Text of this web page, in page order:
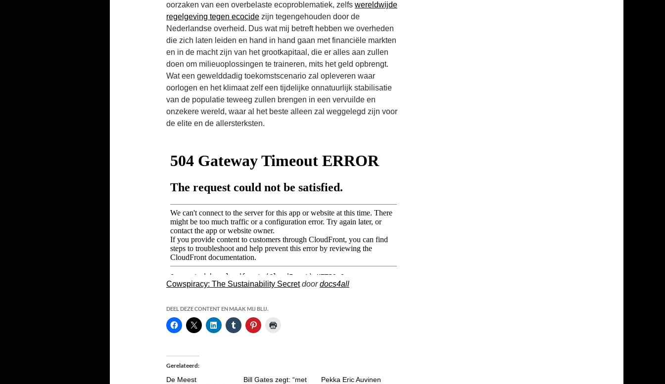
oorzaken van een overbelaste ecoproblematiek, zelfs wereldwijde
regelgeving tegen ecocide zijn tegengehouden door de
Nederlandse overheid. Dus wat mij betreft hebben we overheden
die zich laten leiden en hand in hand gaan met financiële markten
en in de macht zijn van het grootkapitaal, die er alles aan zullen
doen om milieuoplossingen te traineren, mits het geld opbrengt.
Wat een gewelddadig toekomstscenario zal opleveren waar
oorlogen en het klimaat zelf een tijdelijke onnatuurlijk stabilisatie
van de populatie teweeg zullen brengen in een vervuilde en
onzekere wereld, waar al het beste alleen zal weggelegd zijn voor
de elite en de allersterksten.
Cowspiracy: The Sustainability Secret doordocs4all
DEEL DEZE CONTENT EN MAAK MIJ BLIJ.
Gerelateerd
De Meest
Bill Gates zegt: “met
Pekka Eric Auvinen